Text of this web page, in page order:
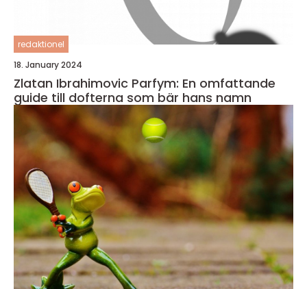
redaktionel
18. January 2024
Zlatan Ibrahimovic Parfym: En omfattande
guide till dofterna som bär hans namn